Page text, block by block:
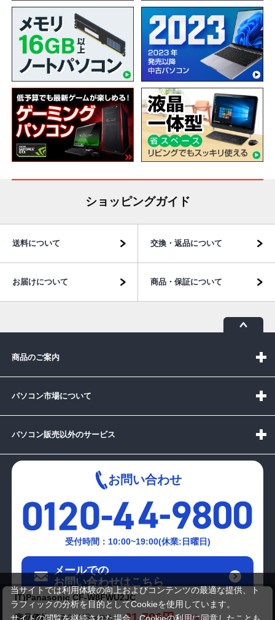
IT)Panasonic CF-W8FWU2JC
商品価格 27,280円
ショッピングガイド
送料について 交換・返品について
お届けについて 商品・保証について
商品のご案内
パソコン市場について
パソコン販売以外のサービス
お問い合わせ
受付時間：10:00~19:00(休業:日曜日)
メールでの
お問い合わせはこちら
当サイトでは利用体験の向上およびコンテンツの最適な提供、ト
ラフィックの分析を目的としてCookieを使用しています。